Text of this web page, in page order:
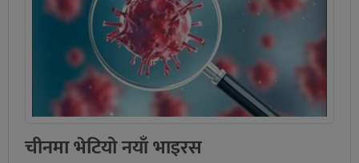
चीनमा भेटियो नयाँ भाइरस